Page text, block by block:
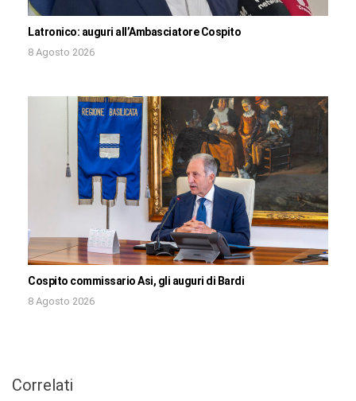
Latronico: auguri all’Ambasciatore Cospito
8 Agosto 2026
Cospito commissario Asi, gli auguri di Bardi
8 Agosto 2026
Correlati